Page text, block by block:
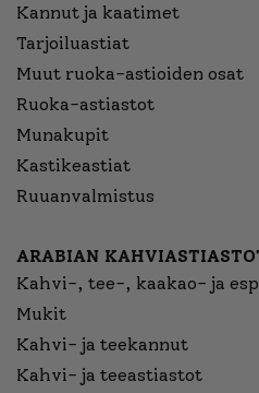
Kannut ja kaatimet
Tarjoiluastiat
Muut ruoka-astioiden osat
Ruoka-astiastot
Munakupit
Kastikeastiat
Ruuanvalmistus
ARABIAN
Kahvi-, tee-, kaakao- ja
Mukit
Kahvi- ja teekannut
Kahvi- ja teeastiastot